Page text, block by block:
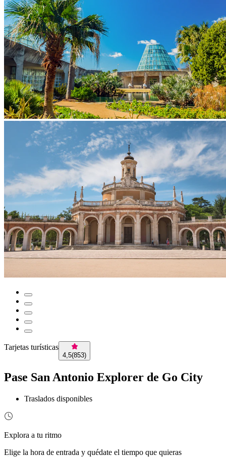
Tarjetas turísticas
4,5(853)
Pase San Antonio Explorer de Go City
Traslados disponibles
Explora a tu ritmo
Elige la hora de entrada y quédate el tiempo que quieras